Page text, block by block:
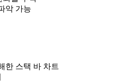
악 가능
한 스택 바 차트